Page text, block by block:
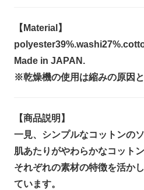
【Material】
Made in JAPAN.
※乾燥機の使用は縮みの原因
【商品説明】
一見、シンプルなコットンの
肌あたりがやわらかなコット
それぞれの素材の特徴を活か
ています。